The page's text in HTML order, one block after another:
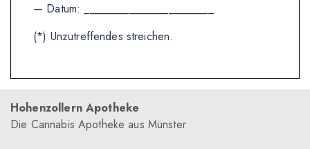
— Datum: _______________________
(*) Unzutreffendes streichen.
Hohenzollern Apotheke
Die Cannabis Apotheke aus Münster